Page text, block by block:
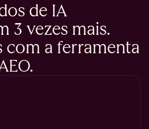
de IA
3 vezes mais.
com a ferramenta